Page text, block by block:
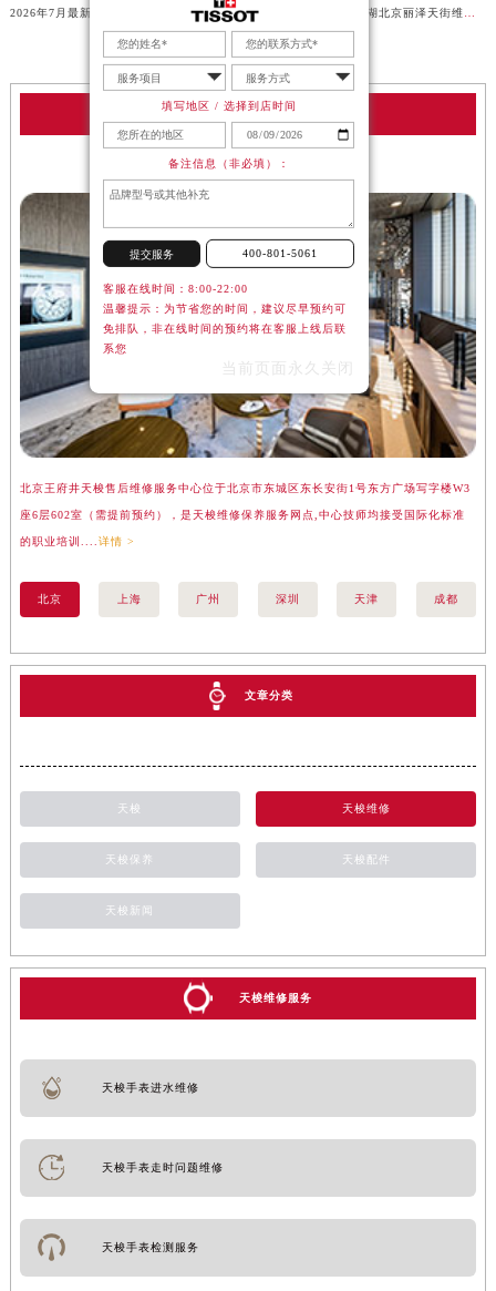
2026年7月最新天梭济南绿地山东国金中心维修保养服务电话
天梭服务中心
北京天梭售后维修服务中心
北京王府井天梭售后维修服务中心位于北京市东城区东长安街1号东方广场写字楼W3
座6层602室（需提前预约），是天梭维修保养服务网点,中心技师均接受国际化标准
的职业培训.... 详情 >
北京 上海 广州 深圳 天津 成都
文章分类
天梭 天梭维修
天梭保养 天梭配件
天梭新闻
天梭维修服务
天梭手表进水维修
天梭手表走时问题维修
天梭手表检测服务
填写地区 / 选择到店时间
备注信息（非必填）：
提交服务 400-801-5061
客服在线时间：8:00-22:00
温馨提示：为节省您的时间，建议尽早预约可
免排队，非在线时间的预约将在客服上线后联
系您
当前页面永久关闭